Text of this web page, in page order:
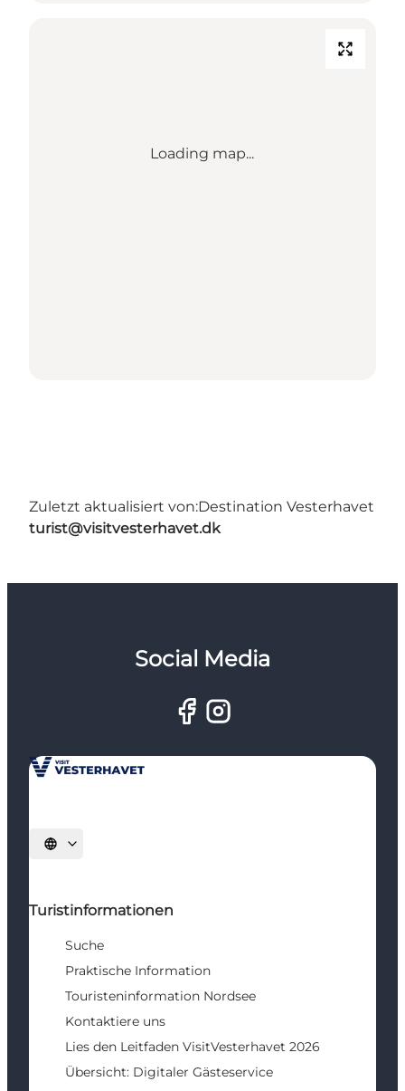
Loading map...
Zuletzt aktualisiert von:Destination Vesterhavet
turist@visitvesterhavet.dk
Social Media
Sprache auswählen
Turistinformationen
Suche
Praktische Information
Touristeninformation Nordsee
Kontaktiere uns
Lies den Leitfaden VisitVesterhavet 2026
Übersicht: Digitaler Gästeservice